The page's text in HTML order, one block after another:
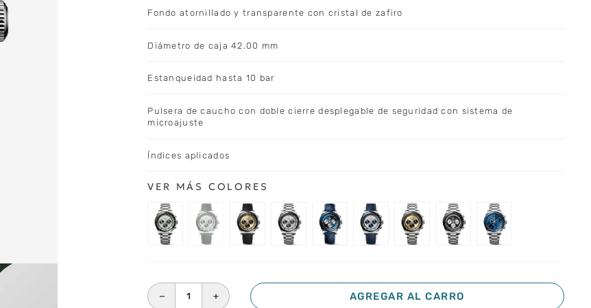
Fondo atornillado y transparente con cristal de zafiro
Diámetro de caja 42.00 mm
Estanqueidad hasta 10 bar
Pulsera de caucho con doble cierre desplegable de seguridad con sistema de
microajuste
Índices aplicados
＋
－ AGREGAR AL CARRO